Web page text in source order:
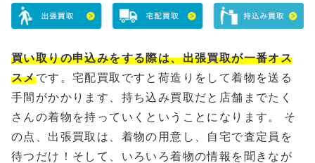
買い取りの申込みをする際は、出張買取が一番オス
スメです。宅配買取ですと荷造りをして着物を送る
手間がかかります、持ち込み買取だと店舗までたく
さんの着物を持っていくということになります。 そ
の点、出張買取は、着物の用意し、自宅で査定員を
待つだけ！そして、いろいろ着物の情報を聞きなが